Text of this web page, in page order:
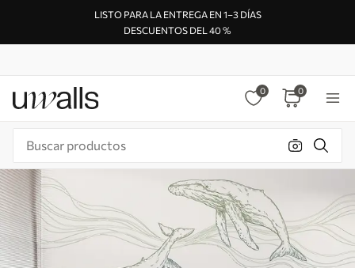
LISTO PARA LA ENTREGA EN 1–3 DÍAS
DESCUENTOS DEL 40 %
0 0